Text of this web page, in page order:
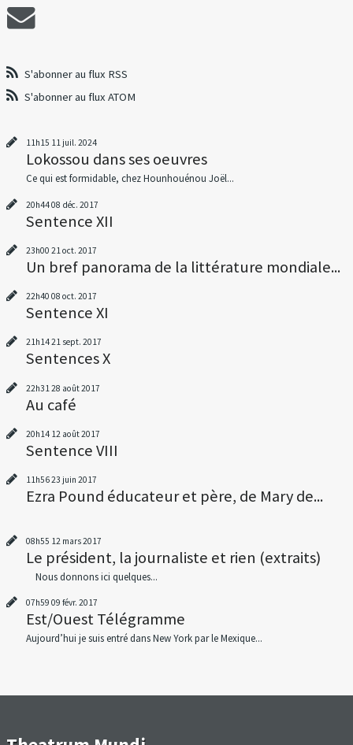
S'abonner au flux RSS
S'abonner au flux ATOM
11h15 11 juil. 2024
Lokossou dans ses oeuvres
Ce qui est formidable, chez Hounhouénou Joël...
20h4408 déc. 2017
Sentence XII
23h00 21 oct. 2017
Un bref panorama de la littérature mondiale...
22h40 08 oct. 2017
Sentence XI
21h1421 sept. 2017
Sentences X
22h31 28 août 2017
Au café
20h14 12 août 2017
Sentence VIII
11h5623 juin 2017
Ezra Pound éducateur et père, de Mary de...
08h55 12 mars 2017
Le président, la journaliste et rien (extraits)
Nous donnons ici quelques...
07h59 09 févr. 2017
Est/Ouest Télégramme
Aujourd’hui je suis entré dans New York par le Mexique...